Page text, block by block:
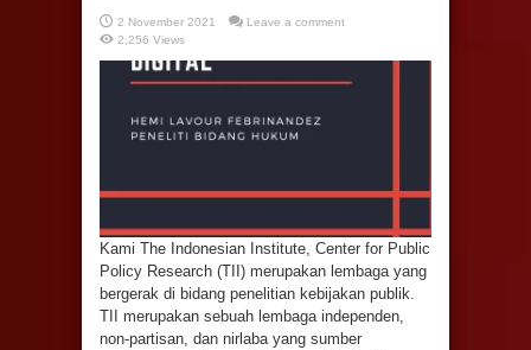
2 November 2021
Leave a comment
2,256 Views
Kami The Indonesian Institute, Center for Public
Policy Research (TII) merupakan lembaga yang
bergerak di bidang penelitian kebijakan publik.
TII merupakan sebuah lembaga independen,
non-partisan, dan nirlaba yang sumber